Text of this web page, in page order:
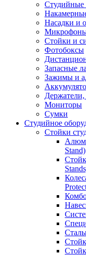
Насадки и
Стойки и
Фотобоксы
Запасные
Зажимы и
Мониторы
Сумки
Студийное
Стойки
Stand)